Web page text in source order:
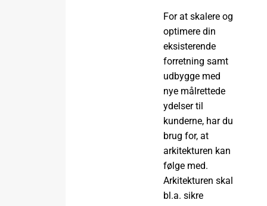
For at skalere og
optimere din
eksisterende
forretning samt
udbygge med
nye målrettede
ydelser til
kunderne, har du
brug for, at
arkitekturen kan
følge med.
Arkitekturen skal
bl.a. sikre